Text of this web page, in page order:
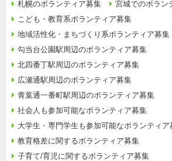
札幌のボランティア募集
宮城でのボラン
こども・教育系ボランティア募集
地域活性化・まちづくり系ボランティア募集
勾当台公園駅周辺のボランティア募集
北四番丁駅周辺のボランティア募集
広瀬通駅周辺のボランティア募集
青葉通一番町駅周辺のボランティア募集
社会人も参加可能なボランティア募集
大学生・専門学生も参加可能なボランティア
教育格差に関するボランティア募集
子育て/育児に関するボランティア募集